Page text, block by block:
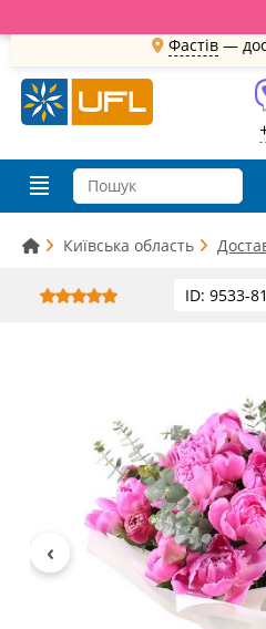
Фастів—
Київська область
ID: 9533-